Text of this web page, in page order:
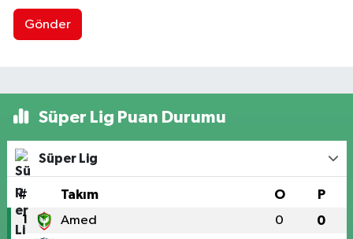
Gönder
Süper Lig Puan Durumu
Süper Lig
# Takım O P
1 Amed 0 0